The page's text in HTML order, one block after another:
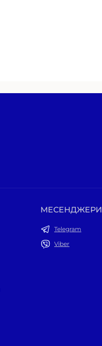
МЕСЕНДЖЕРИ
Telegram
Viber